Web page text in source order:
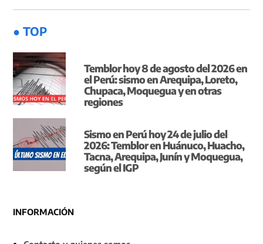
● TOP
Temblor hoy 8 de agosto del 2026 en
el Perú: sismo en Arequipa, Loreto,
Chupaca, Moquegua y en otras
regiones
Sismo en Perú hoy 24 de julio del
2026: Temblor en Huánuco, Huacho,
Tacna, Arequipa, Junín y Moquegua,
según el IGP
INFORMACIÓN